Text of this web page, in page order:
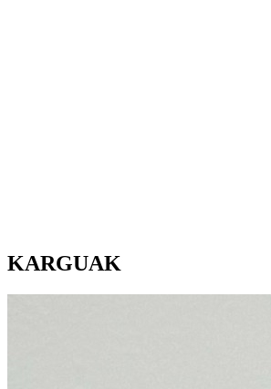
KARGUAK